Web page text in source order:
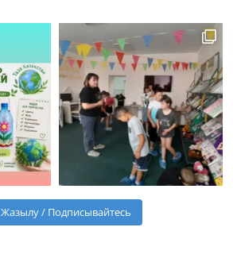
Жазылу / Подписывайтесь